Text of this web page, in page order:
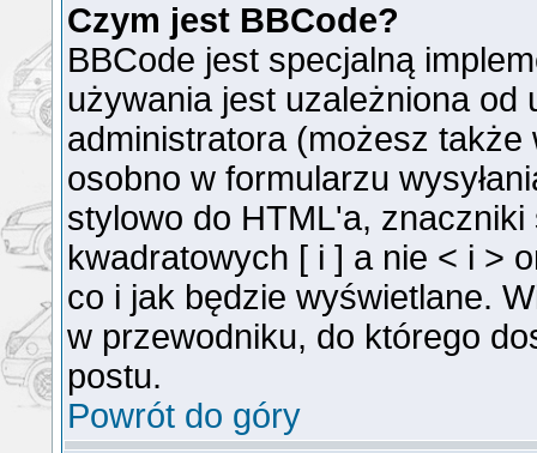
Czym jest BBCode?
BBCode jest specjalną
używania jest uzależniona
administratora (możesz także
osobno w formularzu
stylowo do HTML'a,
kwadratowych [ i ] a nie < i >
co i jak będzie wyświetlane.
w przewodniku, do którego
postu.
Powrót do góry